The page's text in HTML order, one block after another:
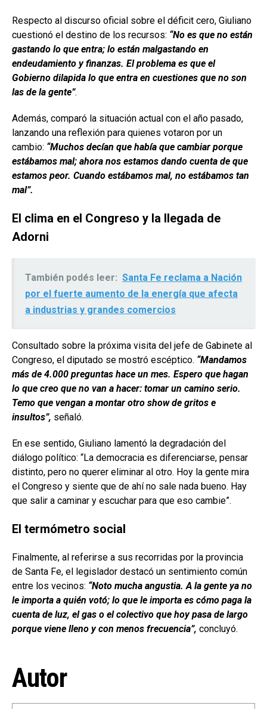
Respecto al discurso oficial sobre el déficit cero, Giuliano
cuestionó el destino de los recursos: “No es que no están
gastando lo que entra; lo están malgastando en
endeudamiento y finanzas. El problema es que el
Gobierno dilapida lo que entra en cuestiones que no son
las de la gente”.
Además, comparó la situación actual con el año pasado,
lanzando una reflexión para quienes votaron por un
cambio: “Muchos decían que había que cambiar porque
estábamos mal; ahora nos estamos dando cuenta de que
estamos peor. Cuando estábamos mal, no estábamos tan
mal”.
El clima en el Congreso y la llegada de
Adorni
También podés leer: Santa Fe reclama a Nación
por el fuerte aumento de la energía que afecta
a industrias y grandes comercios
Consultado sobre la próxima visita del jefe de Gabinete al
Congreso, el diputado se mostró escéptico. “Mandamos
más de 4.000 preguntas hace un mes. Espero que hagan
lo que creo que no van a hacer: tomar un camino serio.
Temo que vengan a montar otro show de gritos e
insultos”, señaló.
En ese sentido, Giuliano lamentó la degradación del
diálogo político: “La democracia es diferenciarse, pensar
distinto, pero no querer eliminar al otro. Hoy la gente mira
el Congreso y siente que de ahí no sale nada bueno. Hay
que salir a caminar y escuchar para que eso cambie”.
El termómetro social
Finalmente, al referirse a sus recorridas por la provincia
de Santa Fe, el legislador destacó un sentimiento común
entre los vecinos: “Noto mucha angustia. A la gente ya no
le importa a quién votó; lo que le importa es cómo paga la
cuenta de luz, el gas o el colectivo que hoy pasa de largo
porque viene lleno y con menos frecuencia”, concluyó.
Autor